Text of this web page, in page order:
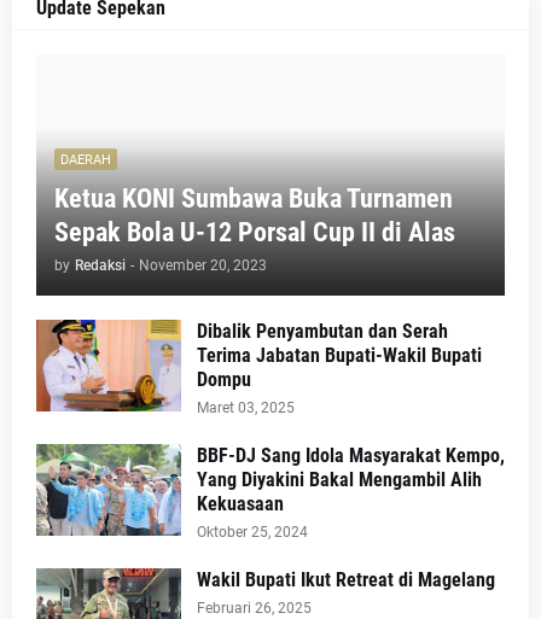
Update Sepekan
DAERAH
Ketua KONI Sumbawa Buka Turnamen
Sepak Bola U-12 Porsal Cup II di Alas
by Redaksi - November 20, 2023
Dibalik Penyambutan dan Serah
Terima Jabatan Bupati-Wakil Bupati
Dompu
Maret 03, 2025
BBF-DJ Sang Idola Masyarakat Kempo,
Yang Diyakini Bakal Mengambil Alih
Kekuasaan
Oktober 25, 2024
Wakil Bupati Ikut Retreat di Magelang
Februari 26, 2025